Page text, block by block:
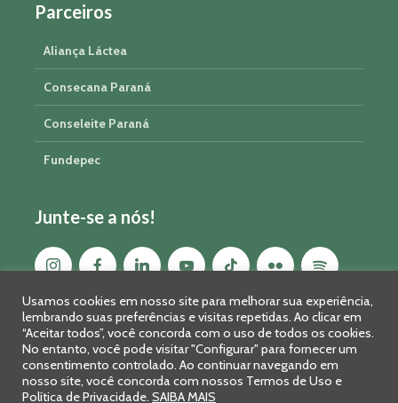
Parceiros
Aliança Láctea
Consecana Paraná
Conseleite Paraná
Fundepec
Junte-se a nós!
Sistema FAEP/SENAR-PR © 2026 · R. Marechal Deodoro, 450, 14º
Usamos cookies em nosso site para melhorar sua experiência,
lembrando suas preferências e visitas repetidas. Ao clicar em
“Aceitar todos”, você concorda com o uso de todos os cookies.
No entanto, você pode visitar "Configurar" para fornecer um
consentimento controlado. Ao continuar navegando em
nosso site, você concorda com nossos Termos de Uso e
Política de Privacidade. SAIBA MAIS